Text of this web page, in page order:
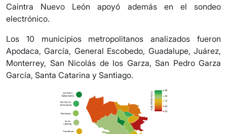
Caintra Nuevo León apoyó además en el sondeo
electrónico.
Los 10 municipios metropolitanos analizados fueron
Apodaca, García, General Escobedo, Guadalupe, Juárez,
Monterrey, San Nicolás de los Garza, San Pedro Garza
García, Santa Catarina y Santiago.